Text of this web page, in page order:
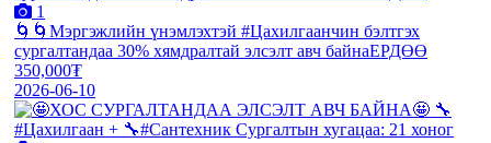
1
🌀🌀Мэргэжлийн үнэмлэхтэй #Цахилгаанчин бэлтгэх
сургалтандаа 30% хямдралтай элсэлт авч байнаЕРДӨӨ
350,000₮
2026-06-10